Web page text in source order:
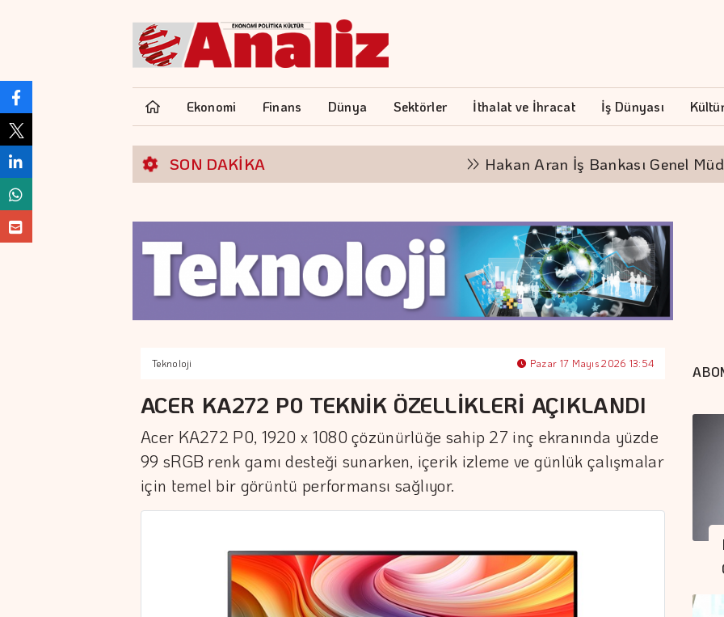
Ekonomi Finans Dünya Sektörler İthalat ve İhracat İş Dünyası
SON DAKİKA Hakan Aran İş Bankası Genel
Teknoloji Pazar 17 Mayıs 2026 13:54
ACER KA272 P0 TEKNİK ÖZELLİKLERİ AÇIKLANDI
Acer KA272 P0, 1920 x 1080 çözünürlüğe sahip 27 inç ekranında yüzde
99 sRGB renk gamı desteği sunarken, içerik izleme ve günlük çalışmalar
için temel bir görüntü performansı sağlıyor.